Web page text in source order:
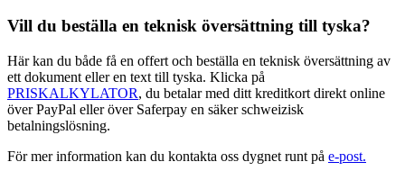
Vill du beställa en teknisk översättning till tyska?
Här kan du både få en offert och beställa en teknisk översättning av
ett dokument eller en text till tyska. Klicka på
PRISKALKYLATOR, du betalar med ditt kreditkort direkt online
över PayPal eller över Saferpay en säker schweizisk
betalningslösning.
För mer information kan du kontakta oss dygnet runt på e-post.